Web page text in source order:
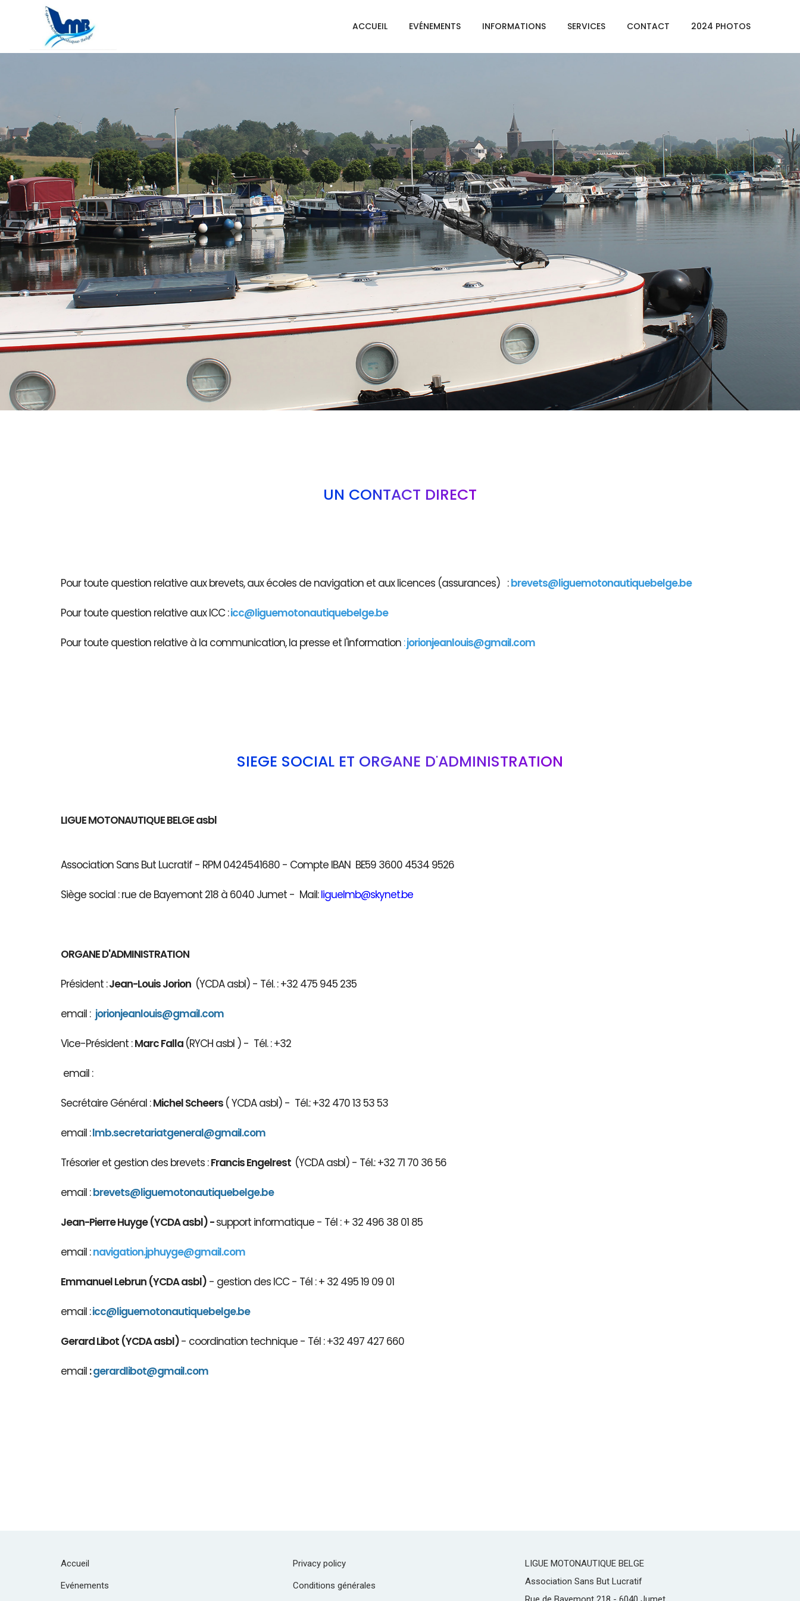
ACCUEIL EVÉNEMENTS INFORMATIONS SERVICES CONTACT 2024 PHOTOS
UN CONTACT DIRECT
Pour toute question relative aux brevets, aux écoles de navigation et aux licences (assurances) : brevets@liguemotonautiquebelge.be
Pour toute question relative aux ICC :icc@liguemotonautiquebelge.be
Pour toute question relative à la communication, la presse et l'information :jorionjeanlouis@gmail.com
SIÈGE SOCIAL ET ORGANE D'ADMINISTRATION
LIGUE MOTONAUTIQUE BELGE asbl
Association Sans But Lucratif - RPM 0424541680 - Compte IBAN BE59 3600 4534 9526
Siège social : rue de Bayemont 218 à 6040 Jumet - Mail:liguelmb@skynet.be
ORGANE D'ADMINISTRATION
Président :Jean-Louis Jorion (YCDA asbl) - Tél. : +32 475 945 235
email : jorionjeanlouis@gmail.com
Vice-Président :Marc Falla (RYCH asbl ) - Tél. : +32
email :
Secrétaire Général :Michel Scheers ( YCDA asbl) - Tél.: +32 470 13 53 53
email :lmb.secretariatgeneral@gmail.com
Trésorier et gestion des brevets :Francis Engelrest (YCDA asbl) - Tél.: +32 71 70 36 56
email :brevets@liguemotonautiquebelge.be
Jean-Pierre Huyge (YCDA asbl) -support informatique - Tél : + 32 496 38 01 85
email :navigation.jphuyge@gmail.com
Emmanuel Lebrun (YCDA asbl) - gestion des ICC - Tél : + 32 495 19 09 01
email :icc@liguemotonautiquebelge.be
Gerard Libot (YCDA asbl)- coordination technique - Tél : +32 497 427 660
email :gerardlibot@gmail.com
Accueil
Evénements
Privacy policy
Conditions générales
LIGUE MOTONAUTIQUE BELGE
Association Sans But Lucratif